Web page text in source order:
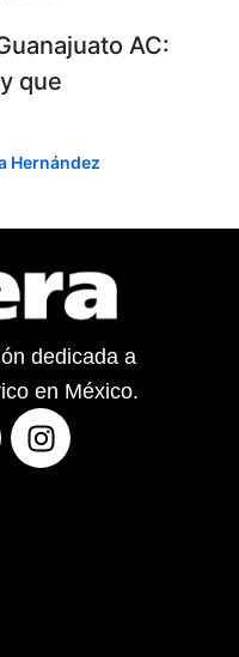
AC:
que
Hernández
dedicada a
en México.
I
n